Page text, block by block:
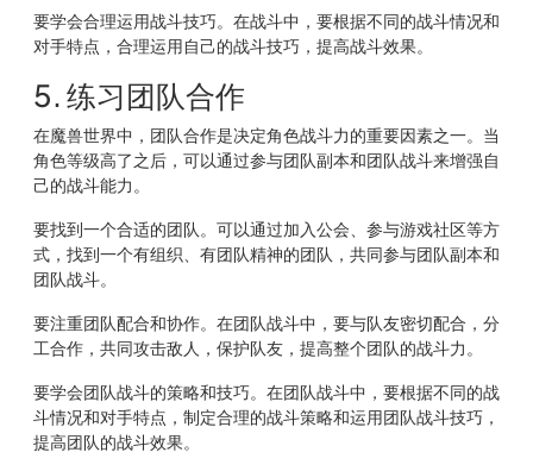
要学会合理运用战斗技巧。在战斗中，要根据不同的战斗情况和
对手特点，合理运用自己的战斗技巧，提高战斗效果。
5. 练习团队合作
在魔兽世界中，团队合作是决定角色战斗力的重要因素之一。当
角色等级高了之后，可以通过参与团队副本和团队战斗来增强自
己的战斗能力。
要找到一个合适的团队。可以通过加入公会、参与游戏社区等方
式，找到一个有组织、有团队精神的团队，共同参与团队副本和
团队战斗。
要注重团队配合和协作。在团队战斗中，要与队友密切配合，分
工合作，共同攻击敌人，保护队友，提高整个团队的战斗力。
要学会团队战斗的策略和技巧。在团队战斗中，要根据不同的战
斗情况和对手特点，制定合理的战斗策略和运用团队战斗技巧，
提高团队的战斗效果。